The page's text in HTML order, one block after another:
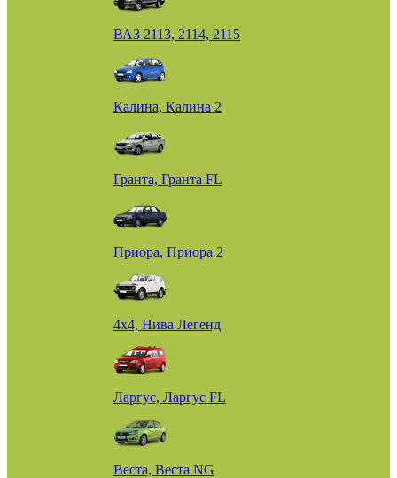
ВАЗ 2113, 2114, 2115
Калина, Калина 2
Гранта, Гранта FL
Приора, Приора 2
4х4, Нива Легенд
Ларгус, Ларгус FL
Веста, Веста NG